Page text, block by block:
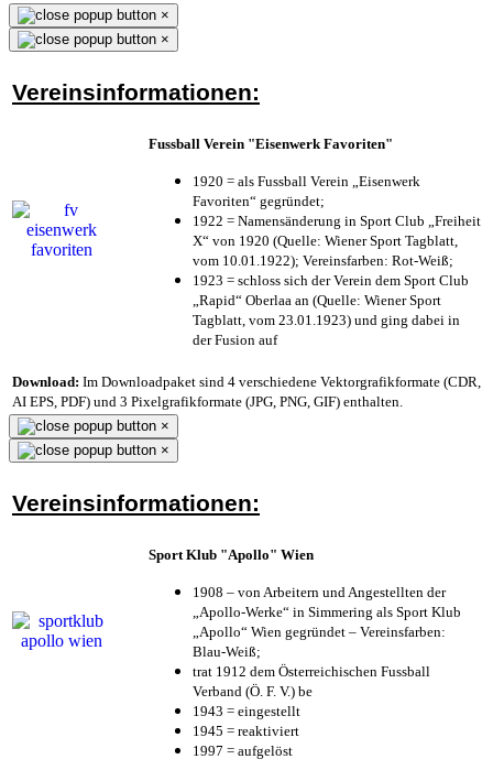
×
×
Vereinsinformationen:
Fussball Verein "Eisenwerk Favoriten"
1920 = als Fussball Verein „Eisenwerk
Favoriten“ gegründet;
1922 = Namensänderung in Sport Club „Freiheit
X“ von 1920 (Quelle: Wiener Sport Tagblatt,
vom 10.01.1922); Vereinsfarben: Rot-Weiß;
1923 = schloss sich der Verein dem Sport Club
„Rapid“ Oberlaa an (Quelle: Wiener Sport
Tagblatt, vom 23.01.1923) und ging dabei in
der Fusion auf
Download: Im Downloadpaket sind 4 verschiedene Vektorgrafikformate (CDR,
AI EPS, PDF) und 3 Pixelgrafikformate (JPG, PNG, GIF) enthalten.
×
×
Vereinsinformationen:
Sport Klub "Apollo" Wien
1908 – von Arbeitern und Angestellten der
„Apollo-Werke“ in Simmering als Sport Klub
„Apollo“ Wien gegründet – Vereinsfarben:
Blau-Weiß;
trat 1912 dem Österreichischen Fussball
Verband (Ö. F. V.) be
1943 = eingestellt
1945 = reaktiviert
1997 = aufgelöst